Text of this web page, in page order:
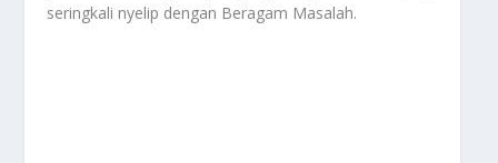
seringkali nyelip dengan Beragam Masalah.